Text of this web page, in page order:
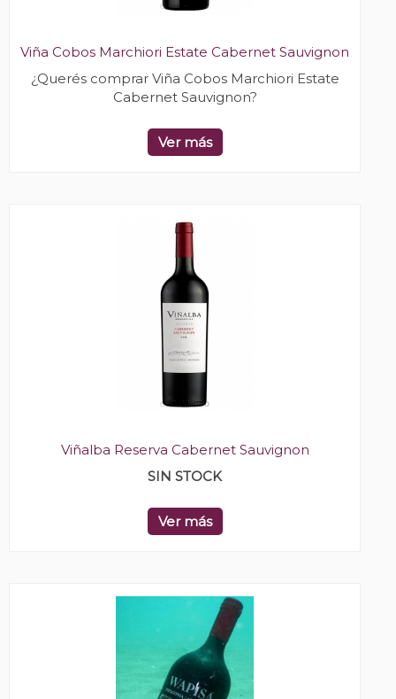
Viña Cobos Marchiori Estate Cabernet Sauvignon
¿Querés comprar Viña Cobos Marchiori Estate
Cabernet Sauvignon?
Ver más
Viñalba Reserva Cabernet Sauvignon
SIN STOCK
Ver más